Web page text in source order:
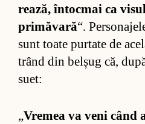
re­a­ză, în­toc­mai ca
pri­mă­vară“.
sunt toate pur­tate de
trând din bel­șug că,
su­et:
„Vre­mea va veni când